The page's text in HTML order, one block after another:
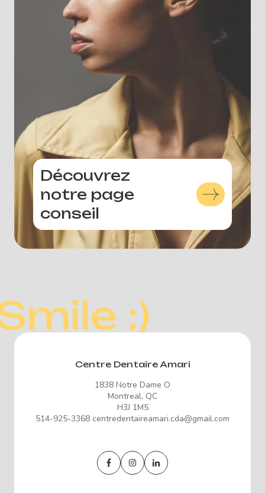
Découvrez
notre page
conseil
:)
Centre Dentaire Amari
1838 Notre Dame O
Montreal, QC
H3J 1M5
514-925-3368 centredentaireamari.cda@gmail.com